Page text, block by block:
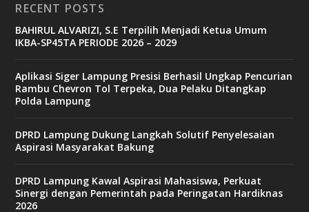
RECENT POSTS
BAHIRUL ALVARIZI, S.E Terpilih Menjadi Ketua Umum
IKBA-SP45TA PERIODE 2026 – 2029
Aplikasi Siger Lampung Presisi Berhasil Ungkap Pencurian
Rambu Chevron Tol Terpeka, Dua Pelaku Ditangkap
Polda Lampung
DPRD Lampung Dukung Langkah Solutif Penyelesaian
Aspirasi Masyarakat Bakung
DPRD Lampung Kawal Aspirasi Mahasiswa, Perkuat
Sinergi dengan Pemerintah pada Peringatan Hardiknas
2026